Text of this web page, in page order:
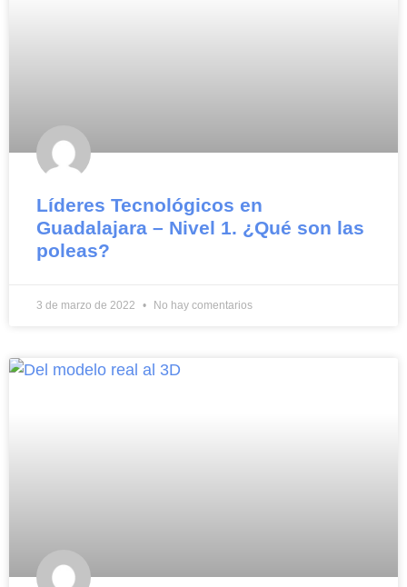
Líderes Tecnológicos en
Guadalajara – Nivel 1. ¿Qué son las
poleas?
3 de marzo de 2022 No hay comentarios